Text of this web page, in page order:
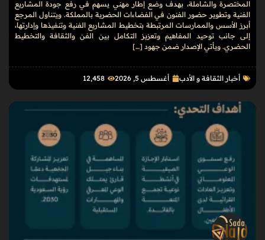
المختصرة والشاملة، بهدف وضع إطار مهني يسهم في رفع جودة المشاريع
الفنية وتطوير حضور الفنون في الفضاءات الحضرية بالمملكة. ويتناول المرجع
أبرز الأسس والممارسات المرتبطة بتخطيط المشاريع الفنية وتنفيذها وإدارتها،
إلى جانب توحيد المفاهيم وتعزيز التكامل بين الفن والثقافة والتخطيط
الحضري. ويأتي الإصدار ضمن جهود […]
أخبار الثقافة و الأدب أغسطس 5, 2026 12٬458